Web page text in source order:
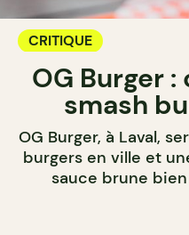
CRITIQUE
OG Burger
smash
OG Burger, à Laval,
burgers en ville et
sauce brune